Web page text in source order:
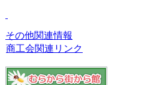
その他関連情報
商工会関連リンク